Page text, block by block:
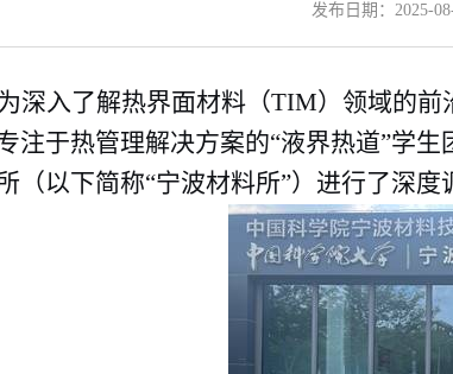
发布日期：2025-
深入了解热界面材料（TIM）领域的前
注于热管理解决方案的“液界热道”学
（以下简称“宁波材料所”）进行了深度